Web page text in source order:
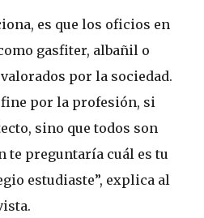
es que los oficios en
gasfiter, albañil o
por la sociedad.
por la profesión, si
sino que todos son
te preguntaría cuál es tu
estudiaste”, explica al